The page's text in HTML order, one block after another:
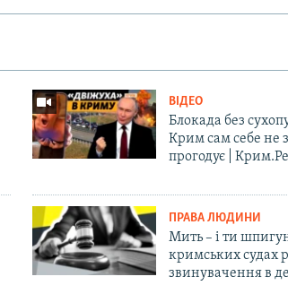
ВІДЕО
Блокада без
Крим сам себе не
прогодує |
ПРАВА ЛЮДИНИ
Мить – і ти
кримських судах
звинувачення в